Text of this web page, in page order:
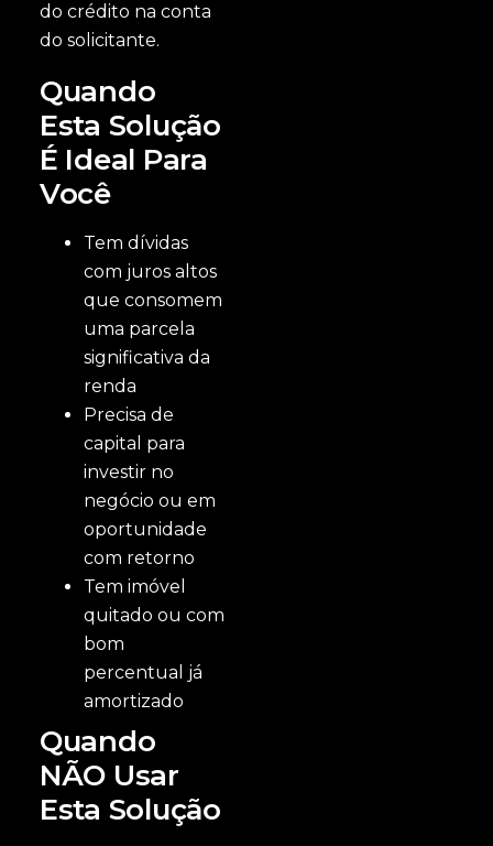
do crédito na conta
do solicitante.
Quando
Esta Solução
É Ideal Para
Você
Tem dívidas
com juros altos
que consomem
uma parcela
significativa da
renda
Precisa de
capital para
investir no
negócio ou em
oportunidade
com retorno
Tem imóvel
quitado ou com
bom
percentual já
amortizado
Quando
NÃO Usar
Esta Solução